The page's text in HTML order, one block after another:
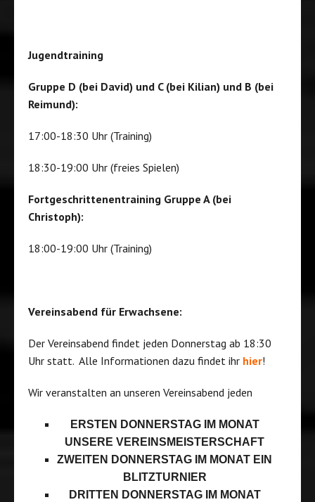
Jugendtraining
Gruppe D (bei David) und C (bei Kilian) und B (bei
Reimund):
17:00-18:30 Uhr (Training)
18:30-19:00 Uhr (freies Spielen)
Fortgeschrittenentraining Gruppe A (bei
Christoph):
18:00-19:00 Uhr (Training)
Vereinsabend für Erwachsene:
Der Vereinsabend findet jeden Donnerstag ab 18:30
Uhr statt. Alle Informationen dazu findet ihr hier!
Wir veranstalten an unseren Vereinsabend jeden
ERSTEN DONNERSTAG IM MONAT
UNSERE VEREINSMEISTERSCHAFT
ZWEITEN DONNERSTAG IM MONAT EIN
BLITZTURNIER
DRITTEN DONNERSTAG IM MONAT